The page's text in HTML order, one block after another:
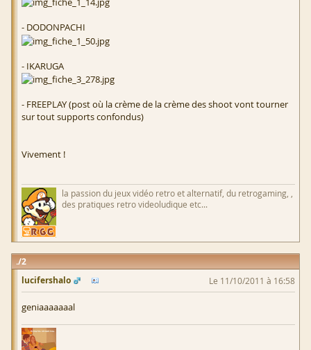
- DODONPACHI
- IKARUGA
- FREEPLAY (post où la crème de la crème des shoot vont tourner
sur tout supports confondus)
Vivement !
la passion du jeux vidéo retro et alternatif, du retrogaming, ,
des pratiques retro videoludique etc...
2
lucifershalo
Le 11/10/2011 à 16:58
geniaaaaaaal